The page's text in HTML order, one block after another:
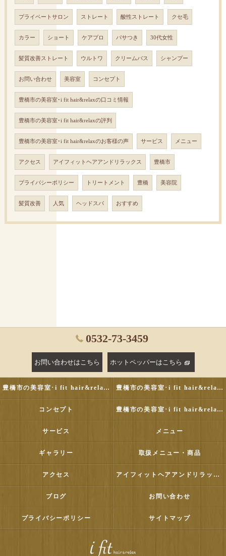
プライベートサロン ストレート 酸性ストレート クセ毛
カラー ショート ケアプロ パサつき 30代女性
髪質改善ストレート ウルトワ クリームバス シャンプー
お問い合わせ 美容室 コンセプト
豊橋市の美容室･i fit hair&relaxの口コミ情報
豊橋市の美容室･i fit hair&relaxの評判
豊橋市の美容室･i fit hair&relaxのお客様の声 サービス メニュー
アクセス アイフィットヘアアンドリラックス 豊橋市
プライバシーポリシー トリートメント 豊橋 美容院
髪質改善 人気 ヘッドスパ おすすめ
0532-73-3459
お問い合わせはこちら ホットペッパーはこちら
豊橋市の美容室･i fit hair&relaxの評判 豊橋市の美容室･i fit hair&relaxのお客様の声
コンセプト 豊橋市の美容室･i fit hair&relaxの口コミ情報
サービス メニュー
ギャラリー 取扱メニュー・商品
アクセス アイフィットヘアアンドリラックス
ブログ お問い合わせ
プライバシーポリシー サイトマップ